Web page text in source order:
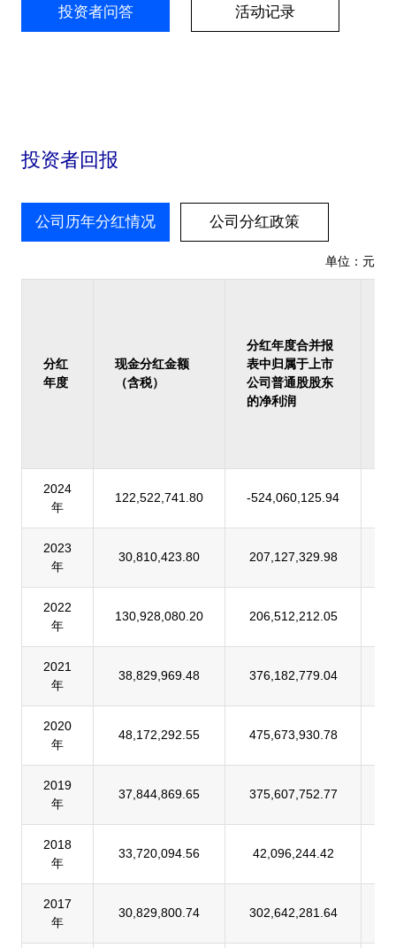
投资者问答 活动记录
投资者回报
公司历年分红情况 公司分红政策
单位：元
分红
年度
现金分红金额
（含税）
分红年度合并报
表中归属于上市
公司普通股股东
的净利润
2024
年
122,522,741.80 -524,060,125.94
2023
年
30,810,423.80 207,127,329.98
2022
年
130,928,080.20 206,512,212.05
2021
年
38,829,969.48 376,182,779.04
2020
年
48,172,292.55 475,673,930.78
2019
年
37,844,869.65 375,607,752.77
2018
年
33,720,094.56 42,096,244.42
2017
年
30,829,800.74 302,642,281.64